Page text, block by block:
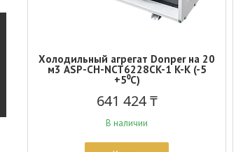
Холодильный агрегат Donper на 20
м3 ASP-СH-NCT6228CK-1 K-K (-5
+5⁰С)
641 424 ₸
В наличии